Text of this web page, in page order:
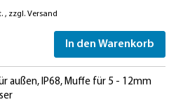
, zzgl. Versand
In den Warenkorb
außen, IP68, Muffe für 5 - 12mm